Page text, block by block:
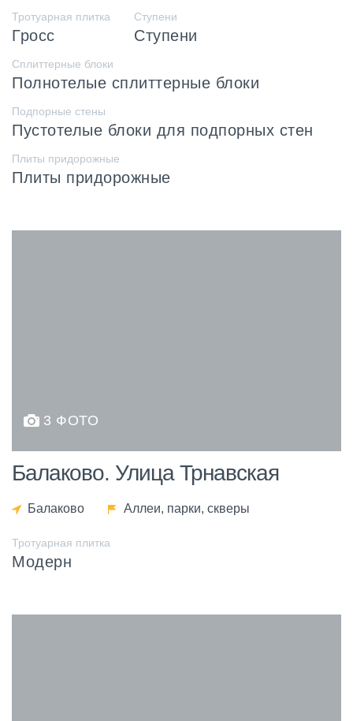
Тротуарная плитка
Гросс
Ступени
Ступени
Сплиттерные блоки
Полнотелые сплиттерные блоки
Подпорные стены
Пустотелые блоки для подпорных стен
Плиты придорожные
Плиты придорожные
3 ФОТО
Балаково. Улица Трнавская
Балаково Аллеи, парки, скверы
Тротуарная плитка
Модерн